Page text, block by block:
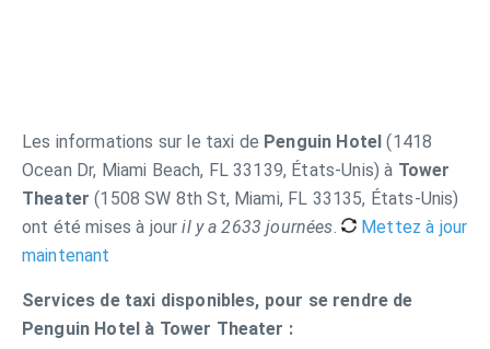
Les informations sur le taxi de Penguin Hotel (1418
Ocean Dr, Miami Beach, FL 33139, États-Unis) à Tower
Theater (1508 SW 8th St, Miami, FL 33135, États-Unis)
ont été mises à jouril y a 2633 journées.
Mettez à jour
maintenant
Services de taxi disponibles, pour se rendre de
Penguin Hotel à Tower Theater :